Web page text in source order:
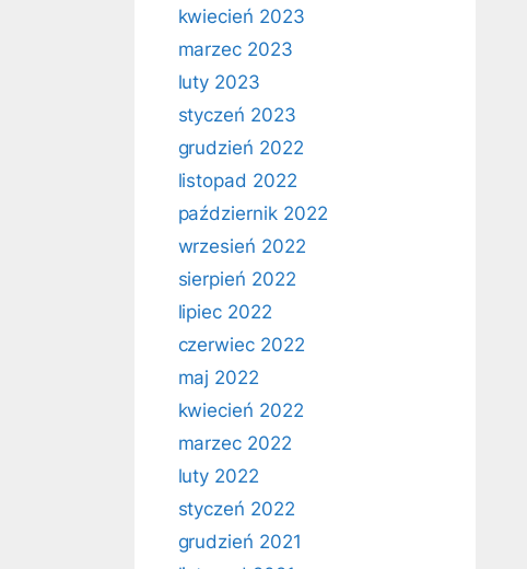
kwiecień 2023
marzec 2023
luty 2023
styczeń 2023
grudzień 2022
listopad 2022
październik 2022
wrzesień 2022
sierpień 2022
lipiec 2022
czerwiec 2022
maj 2022
kwiecień 2022
marzec 2022
luty 2022
styczeń 2022
grudzień 2021